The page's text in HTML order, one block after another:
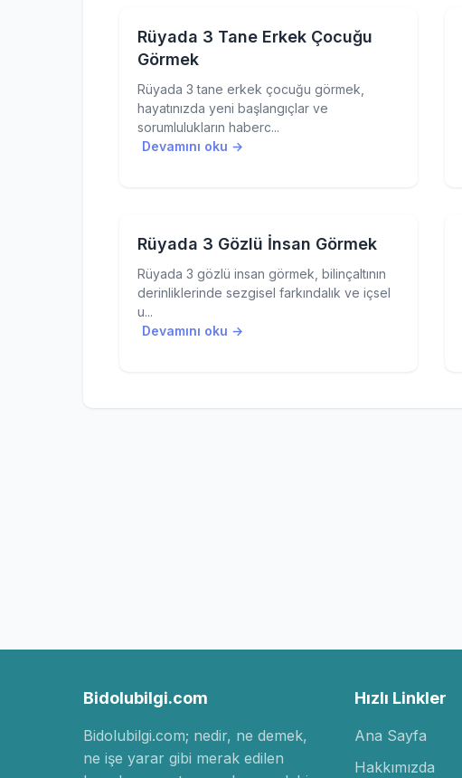
Rüyada 3 Tane Erkek Çocuğu
Görmek
Rüyada 3 tane erkek çocuğu görmek,
hayatınızda yeni başlangıçlar ve
sorumlulukların haberc...
Devamını oku →
Rüyada 3 Gözlü İnsan Görmek
Rüyada 3 gözlü insan görmek, bilinçaltının
derinliklerinde sezgisel farkındalık ve içsel
u...
Devamını oku →
Bidolubilgi.com
Bidolubilgi.com; nedir, ne demek,
ne işe yarar gibi merak edilen
Hızlı Linkler
Ana Sayfa
Hakkımızda